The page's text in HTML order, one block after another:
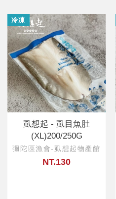
冷凍
虱想起 - 虱目魚肚
(XL)200/250G
彌陀區漁會-虱想起物產館
NT.130